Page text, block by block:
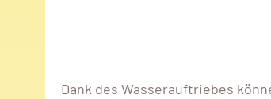
Dank des Wasserauftriebes